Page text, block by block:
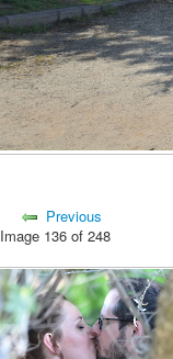
Previous
Image 136 of 248